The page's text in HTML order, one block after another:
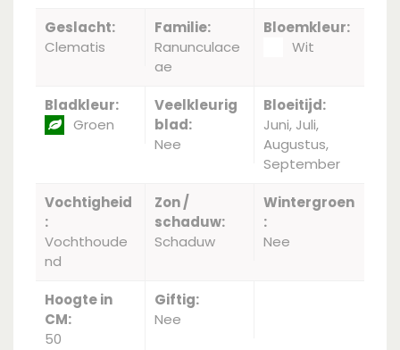
Geslacht:
Clematis
Familie:
Ranunculace
ae
Bloemkleur:
Wit
Bladkleur:
Groen
Veelkleurig
blad:
Nee
Bloeitijd:
Juni, Juli,
Augustus,
September
Vochtigheid
:
Vochthoude
nd
Zon /
schaduw:
Schaduw
Wintergroen
:
Nee
Hoogte in
CM:
50
Giftig:
Nee